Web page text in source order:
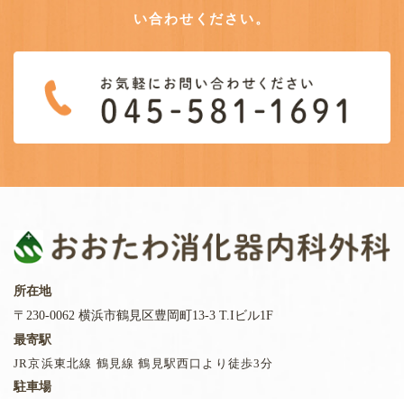
い合わせください。
所在地
〒230-0062 横浜市鶴見区豊岡町13-3 T.Iビル1F
最寄駅
JR京浜東北線 鶴見線 鶴見駅西口より徒歩3分
駐車場